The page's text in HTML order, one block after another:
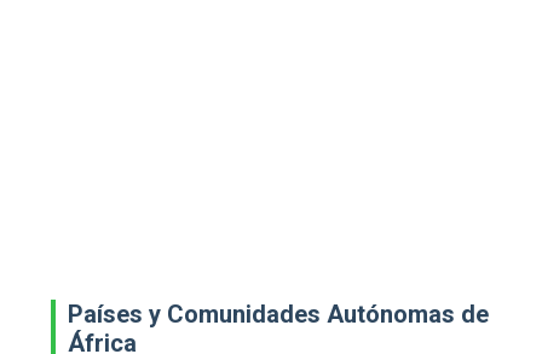
Países y Comunidades Autónomas de
África